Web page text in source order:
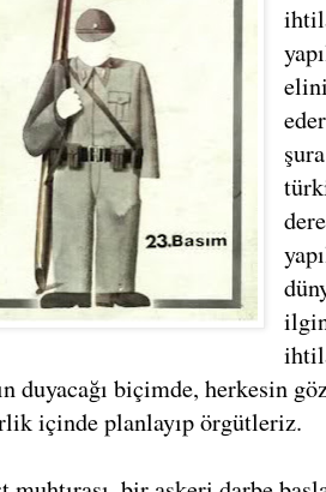
duyacağı biçimde, herkesin
içinde planlayıp örgütleriz.